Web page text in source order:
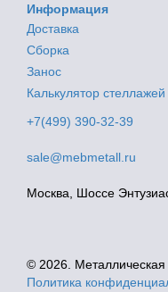
Информация
Доставка
Сборка
Занос
Калькулятор стеллажей
+7(499) 390-32-39
sale@mebmetall.ru
Москва, Шоссе
© 2026. Металлическая
Политика